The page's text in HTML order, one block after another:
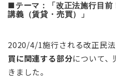
■テーマ：「改正法施行目前
講義（賃貸・売買）」
2020/4/1施行される改正民法
買に関連する部分について
きました。